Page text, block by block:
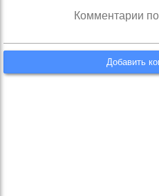
Комментарии
Добавить